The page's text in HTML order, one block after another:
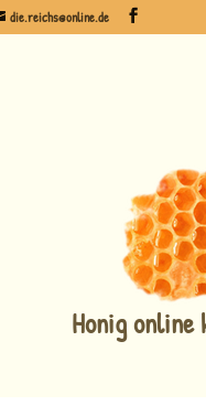
die.reichs@online.de
Honig online